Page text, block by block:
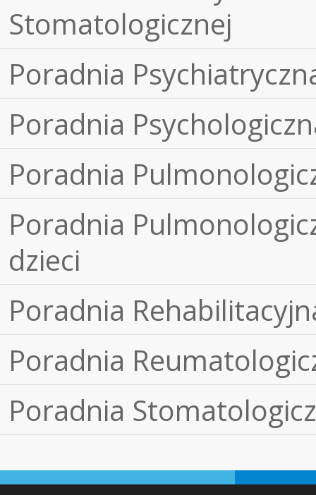
Stomatologicznej
Poradnia
Poradnia
Poradnia
Poradnia
dzieci
Poradnia
Poradnia
Poradnia